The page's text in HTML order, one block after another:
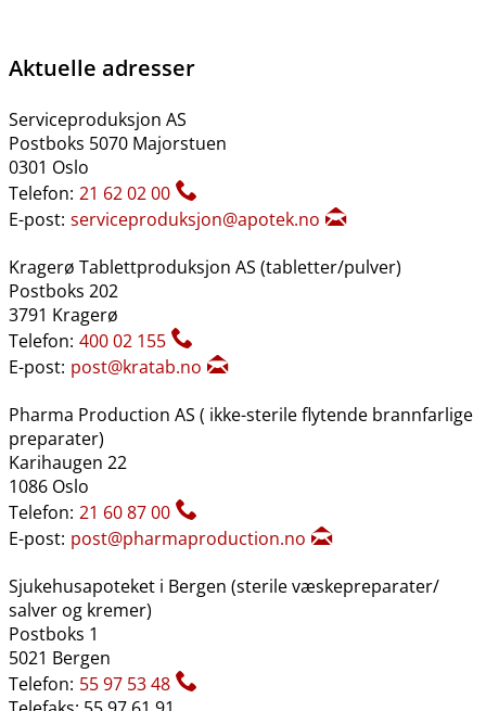
Aktuelle adresser
Serviceproduksjon AS
Postboks 5070 Majorstuen
0301 Oslo
Telefon: 21 62 02 00
E-post: serviceproduksjon@apotek.no
Kragerø Tablettproduksjon AS (tabletter​/​pulver)
Postboks 202
3791 Kragerø
Telefon: 400 02 155
E-post: post@kratab.no
Pharma Production AS ( ikke-sterile flytende brannfarlige
preparater)
Karihaugen 22
1086 Oslo
Telefon: 21 60 87 00
E-post: post@pharmaproduction.no
Sjukehusapoteket i Bergen (sterile væskepreparater​/​
salver og kremer)
Postboks 1
5021 Bergen
Telefon: 55 97 53 48